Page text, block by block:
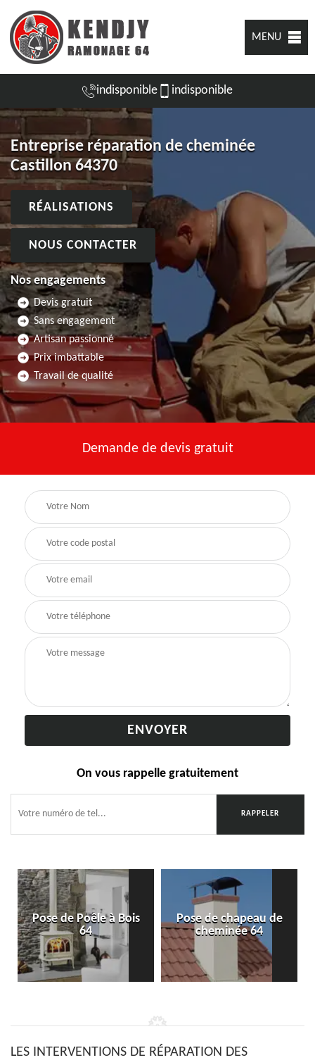
MENU
indisponible indisponible
Entreprise réparation de cheminée
Castillon 64370
RÉALISATIONS
NOUS CONTACTER
Nos engagements
Devis gratuit
Sans engagement
Artisan passionné
Prix imbattable
Travail de qualité
Demande de devis gratuit
On vous rappelle gratuitement
Pose de Poêle à Bois
64
Pose de chapeau de
cheminée 64
LES INTERVENTIONS DE RÉPARATION DES